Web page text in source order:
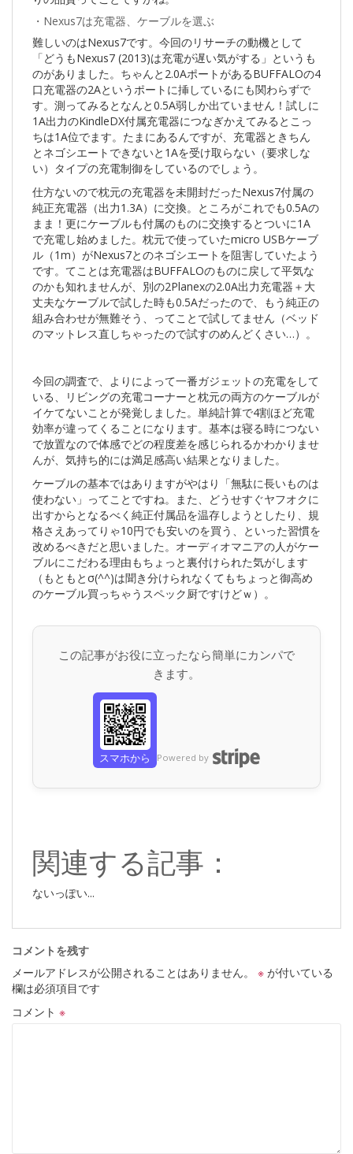
・Nexus7は充電器、ケーブルを選ぶ
難しいのはNexus7です。今回のリサーチの動機として
「どうもNexus7 (2013)は充電が遅い気がする」というも
のがありました。ちゃんと2.0AポートがあるBUFFALOの4
口充電器の2Aというポートに挿しているにも関わらずで
す。測ってみるとなんと0.5A弱しか出ていません！試しに
1A出力のKindleDX付属充電器につなぎかえてみるとこっ
ちは1A位でます。たまにあるんですが、充電器ときちん
とネゴシエートできないと1Aを受け取らない（要求しな
い）タイプの充電制御をしているのでしょう。
仕方ないので枕元の充電器を未開封だったNexus7付属の
純正充電器（出力1.3A）に交換。ところがこれでも0.5Aの
まま！更にケーブルも付属のものに交換するとついに1A
で充電し始めました。枕元で使っていたmicro USBケーブ
ル（1m）がNexus7とのネゴシエートを阻害していたよう
です。てことは充電器はBUFFALOのものに戻して平気な
のかも知れませんが、別の2Planexの2.0A出力充電器＋大
丈夫なケーブルで試した時も0.5Aだったので、もう純正の
組み合わせが無難そう、ってことで試してません（ベッド
のマットレス直しちゃったので試すのめんどくさい…）。
今回の調査で、よりによって一番ガジェットの充電をして
いる、リビングの充電コーナーと枕元の両方のケーブルが
イケてないことが発覚しました。単純計算で4割ほど充電
効率が違ってくることになります。基本は寝る時につない
で放置なので体感でどの程度差を感じられるかわかりませ
んが、気持ち的には満足感高い結果となりました。
ケーブルの基本ではありますがやはり「無駄に長いものは
使わない」ってことですね。また、どうせすぐヤフオクに
出すからとなるべく純正付属品を温存しようとしたり、規
格さえあってりゃ10円でも安いのを買う、といった習慣を
改めるべきだと思いました。オーディオマニアの人がケー
ブルにこだわる理由もちょっと裏付けられた気がします
（もともとσ(^^)は聞き分けられなくてもちょっと御高め
のケーブル買っちゃうスペック厨ですけどｗ）。
この記事がお役に立ったなら簡単にカンパで
きます。
スマホから Powered by
関連する記事：
ないっぽい...
コメントを残す
メールアドレスが公開されることはありません。
※ が付いている
欄は必須項目です
コメント ※